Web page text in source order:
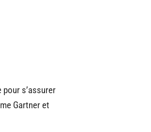
s’assurer
Gartner et